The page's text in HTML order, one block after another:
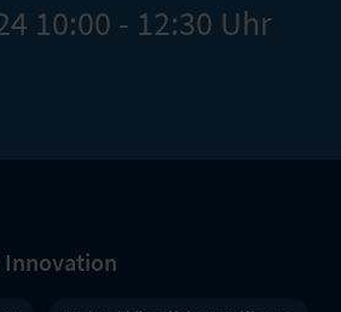
10:00 - 12:30 Uhr
Innovation